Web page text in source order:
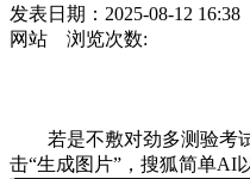
发表日期：2025-08-12
网站 浏览次数:
若是不敷对劲多测验考试
击“生成图片”，搜狐简单AI